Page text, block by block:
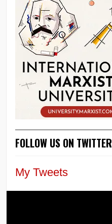
FOLLOW US ON TWITTER
My Tweets